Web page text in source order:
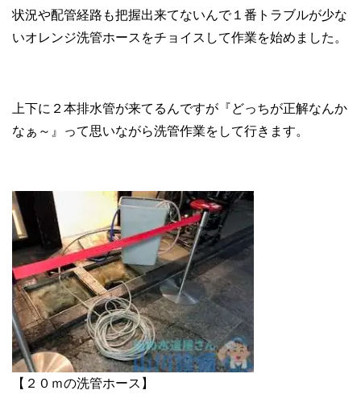
状況や配管経路も把握出来てないんで１番トラブルが少な
いオレンジ洗管ホースをチョイスして作業を始めました。
上下に２本排水管が来てるんですが『どっちが正解なんか
なぁ～』って思いながら洗管作業をして行きます。
【２０ｍの洗管ホース】